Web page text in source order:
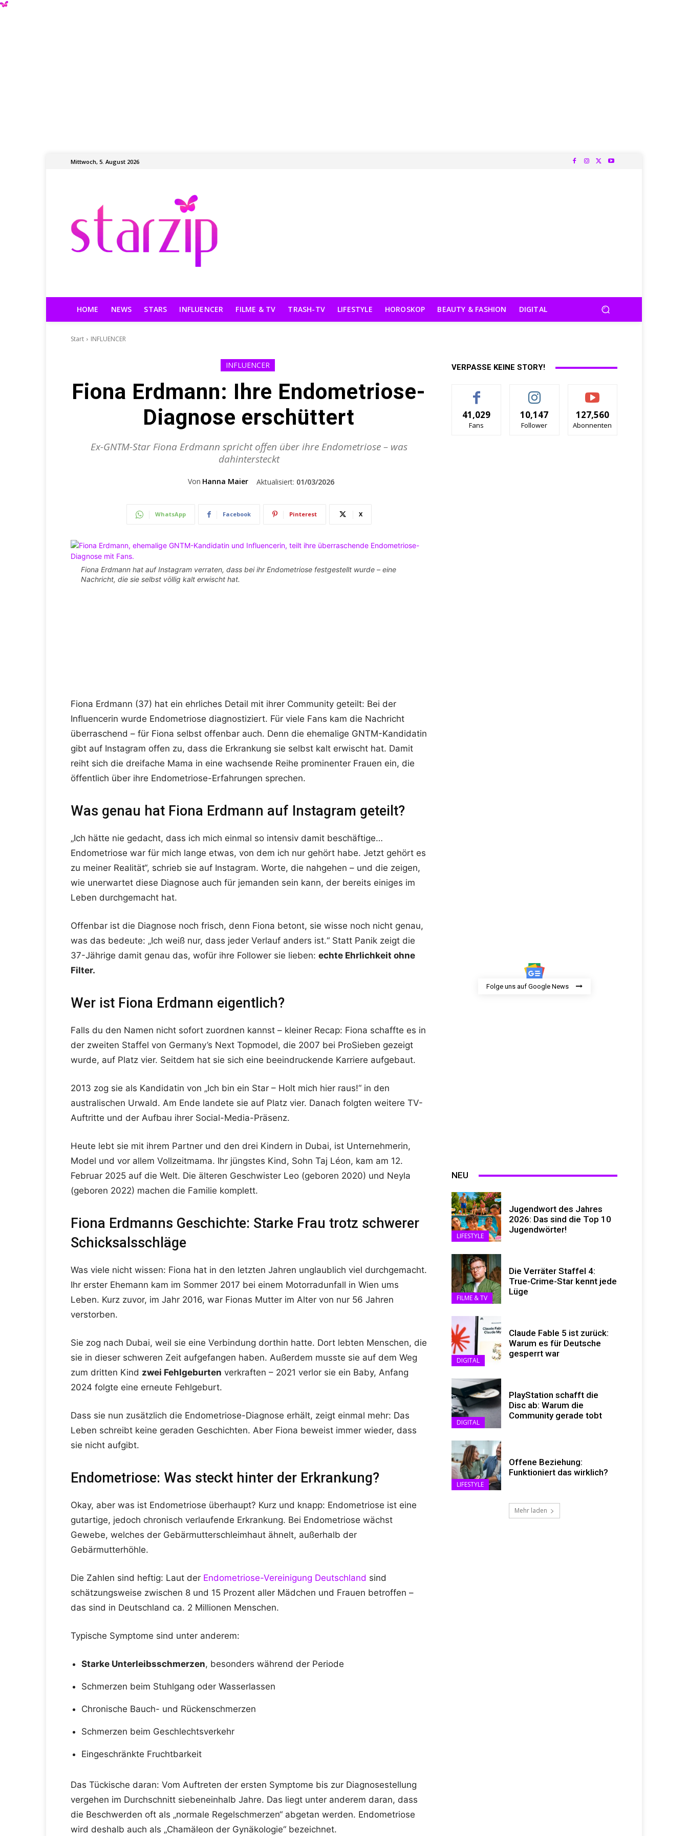
Mittwoch, 5. August 2026
HOME NEWS STARS INFLUENCER FILME & TV TRASH-TV LIFESTYLE HOROSKOP BEAUTY & FASHION DIGITAL
Start INFLUENCER
INFLUENCER
Fiona Erdmann: Ihre Endometriose-
Diagnose erschüttert
Ex-GNTM-Star Fiona Erdmann spricht offen über ihre Endometriose – was
dahintersteckt
Von Hanna Maier Aktualisiert: 01/03/2026
WhatsApp Facebook Pinterest X
Fiona Erdmann hat auf Instagram verraten, dass bei ihr Endometriose festgestellt wurde – eine
Nachricht, die sie selbst völlig kalt erwischt hat.
Fiona Erdmann (37) hat ein ehrliches Detail mit ihrer Community geteilt: Bei der
Influencerin wurde Endometriose diagnostiziert. Für viele Fans kam die Nachricht
überraschend – für Fiona selbst offenbar auch. Denn die ehemalige GNTM-Kandidatin
gibt auf Instagram offen zu, dass die Erkrankung sie selbst kalt erwischt hat. Damit
reiht sich die dreifache Mama in eine wachsende Reihe prominenter Frauen ein, die
öffentlich über ihre Endometriose-Erfahrungen sprechen.
Was genau hat Fiona Erdmann auf Instagram geteilt?
„Ich hätte nie gedacht, dass ich mich einmal so intensiv damit beschäftige…
Endometriose war für mich lange etwas, von dem ich nur gehört habe. Jetzt gehört es
zu meiner Realität“, schrieb sie auf Instagram. Worte, die nahgehen – und die zeigen,
wie unerwartet diese Diagnose auch für jemanden sein kann, der bereits einiges im
Leben durchgemacht hat.
Offenbar ist die Diagnose noch frisch, denn Fiona betont, sie wisse noch nicht genau,
was das bedeute: „Ich weiß nur, dass jeder Verlauf anders ist.“ Statt Panik zeigt die
37-Jährige damit genau das, wofür ihre Follower sie lieben: echte Ehrlichkeit ohne
Filter.
Wer ist Fiona Erdmann eigentlich?
Falls du den Namen nicht sofort zuordnen kannst – kleiner Recap: Fiona schaffte es in
der zweiten Staffel von Germany’s Next Topmodel, die 2007 bei ProSieben gezeigt
wurde, auf Platz vier. Seitdem hat sie sich eine beeindruckende Karriere aufgebaut.
2013 zog sie als Kandidatin von „Ich bin ein Star – Holt mich hier raus!“ in den
australischen Urwald. Am Ende landete sie auf Platz vier. Danach folgten weitere TV-
Auftritte und der Aufbau ihrer Social-Media-Präsenz.
Heute lebt sie mit ihrem Partner und den drei Kindern in Dubai, ist Unternehmerin,
Model und vor allem Vollzeitmama. Ihr jüngstes Kind, Sohn Taj Léon, kam am 12.
Februar 2025 auf die Welt. Die älteren Geschwister Leo (geboren 2020) und Neyla
(geboren 2022) machen die Familie komplett.
Fiona Erdmanns Geschichte: Starke Frau trotz schwerer
Schicksalsschläge
Was viele nicht wissen: Fiona hat in den letzten Jahren unglaublich viel durchgemacht.
Ihr erster Ehemann kam im Sommer 2017 bei einem Motorradunfall in Wien ums
Leben. Kurz zuvor, im Jahr 2016, war Fionas Mutter im Alter von nur 56 Jahren
verstorben.
Sie zog nach Dubai, weil sie eine Verbindung dorthin hatte. Dort lebten Menschen, die
sie in dieser schweren Zeit aufgefangen haben. Außerdem musste sie auf dem Weg
zum dritten Kind zwei Fehlgeburten verkraften – 2021 verlor sie ein Baby, Anfang
2024 folgte eine erneute Fehlgeburt.
Dass sie nun zusätzlich die Endometriose-Diagnose erhält, zeigt einmal mehr: Das
Leben schreibt keine geraden Geschichten. Aber Fiona beweist immer wieder, dass
sie nicht aufgibt.
Endometriose: Was steckt hinter der Erkrankung?
Okay, aber was ist Endometriose überhaupt? Kurz und knapp: Endometriose ist eine
gutartige, jedoch chronisch verlaufende Erkrankung. Bei Endometriose wächst
Gewebe, welches der Gebärmutterschleimhaut ähnelt, außerhalb der
Gebärmutterhöhle.
Die Zahlen sind heftig: Laut der Endometriose-Vereinigung Deutschland sind
schätzungsweise zwischen 8 und 15 Prozent aller Mädchen und Frauen betroffen –
das sind in Deutschland ca. 2 Millionen Menschen.
Typische Symptome sind unter anderem:
Starke Unterleibsschmerzen, besonders während der Periode
Schmerzen beim Stuhlgang oder Wasserlassen
Chronische Bauch- und Rückenschmerzen
Schmerzen beim Geschlechtsverkehr
Eingeschränkte Fruchtbarkeit
Das Tückische daran: Vom Auftreten der ersten Symptome bis zur Diagnosestellung
vergehen im Durchschnitt siebeneinhalb Jahre. Das liegt unter anderem daran, dass
die Beschwerden oft als „normale Regelschmerzen“ abgetan werden. Endometriose
wird deshalb auch als „Chamäleon der Gynäkologie“ bezeichnet.
VERPASSE KEINE STORY!
41,029
Fans
10,147
Follower
127,560
Abonnenten
Folge uns auf Google News
NEU
LIFESTYLE
Jugendwort des Jahres
2026: Das sind die Top 10
Jugendwörter!
FILME & TV
Die Verräter Staffel 4:
True-Crime-Star kennt jede
Lüge
DIGITAL
Claude Fable 5 ist zurück:
Warum es für Deutsche
gesperrt war
DIGITAL
PlayStation schafft die
Disc ab: Warum die
Community gerade tobt
LIFESTYLE
Offene Beziehung:
Funktioniert das wirklich?
Mehr laden